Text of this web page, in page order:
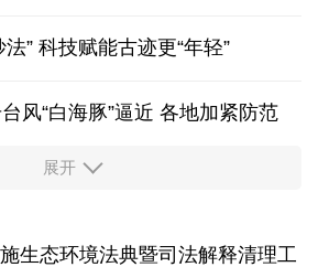
” 科技赋能古迹更“年轻”
风“白海豚”逼近 各地加紧防范
差异化需求
见证中非合作新气象
展开
生态环境法典暨司法解释清理工